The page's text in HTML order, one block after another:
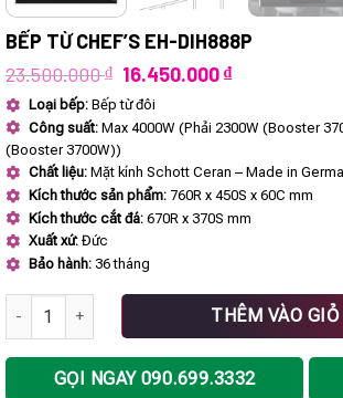
BẾP TỪ CHEF’S EH-DIH888P
23.500.000₫ Giá
gốc
là:
23.500.000 ₫.
16.450.000₫Giá
là:
Loại bếp: Bếp từ đôi
Công suất: Max 4000W (Phải 2300W (Booster
(Booster 3700W))
Chất liệu: Mặt kính Schott Ceran – Made in
Kích thước sản phẩm: 760R x 450S x 60C mm
Kích thước cắt đá: 670R x 370S mm
Xuất xứ: Đức
Bảo hành: 36 tháng
Bếp từ Chef's EH-DIH888P số lượngTHÊM VÀO GIỎ
GỌI NGAY 090.699.3332